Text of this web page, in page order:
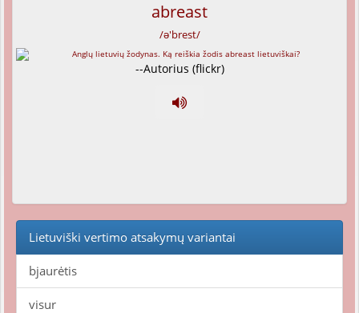
abreast
/ə'brest/
--Autorius (flickr)
Lietuviški vertimo atsakymų variantai
bjaurėtis
visur